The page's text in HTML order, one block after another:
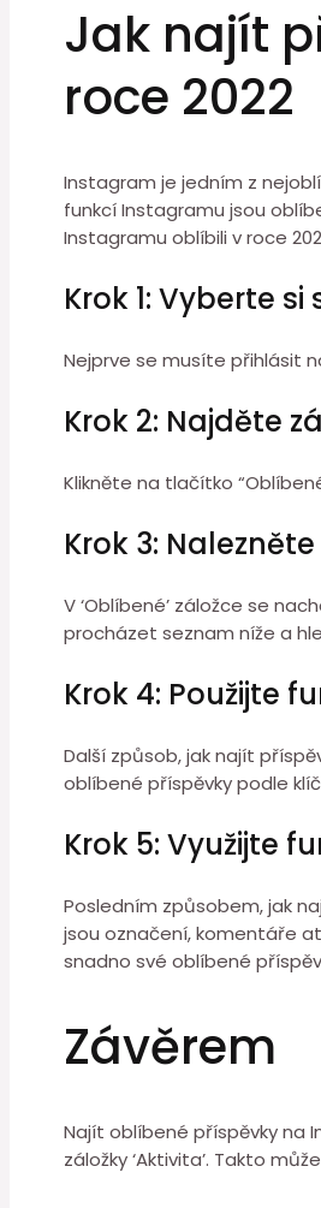
Jak najít
roce 2022
Instagram je jedním z
funkcí Instagramu jsou
Instagramu oblíbili v roce
Krok 1: Vyberte
Nejprve se musíte přihlásit
Krok 2: Najděte
Klikněte na tlačítko
Krok 3:
V ‘Oblíbené’ záložce se
procházet seznam níže a
Krok 4: Použijte
Další způsob, jak najít
oblíbené příspěvky podle
Krok 5: Využijte
Posledním způsobem, jak
jsou označení, komentáře
snadno své oblíbené
Závěrem
Najít oblíbené příspěvky na
záložky ‘Aktivita’. Takto